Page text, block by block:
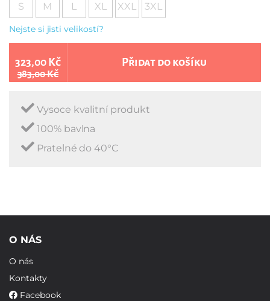
S M L XL XXL 3XL
Nejste si jisti velikostí?
323,00 Kč
383,00 Kč
Přidat do košíku
Vysoce kvalitní produkt
100% bavlna
Pratelné do 40°C
O NÁS
O nás
Kontakty
Facebook